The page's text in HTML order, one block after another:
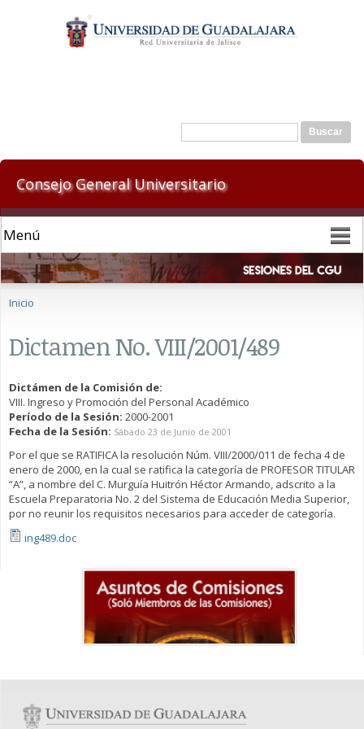
contenido
principal
Formulario de búsqueda
Buscar
Consejo General Universitario
Inicio
Dictamen No. VIII/2001/489
Dictámen de la Comisión de:
VIII. Ingreso y Promoción del Personal Académico
Período de la Sesión: 2000-2001
Fecha de la Sesión: Sábado 23 de Junio de 2001
Por el que se RATIFICA la resolución Núm. VIII/2000/011 de fecha 4 de
enero de 2000, en la cual se ratifica la categoría de PROFESOR TITULAR
“A”, a nombre del C. Murguía Huitrón Héctor Armando, adscrito a la
Escuela Preparatoria No. 2 del Sistema de Educación Media Superior,
por no reunir los requisitos necesarios para acceder de categoría.
ing489.doc